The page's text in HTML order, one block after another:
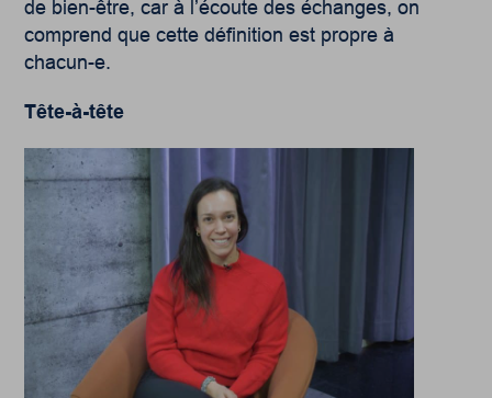
de bien-être, car à l’écoute des échanges, on
comprend que cette définition est propre à
chacun-e.
Tête-à-tête